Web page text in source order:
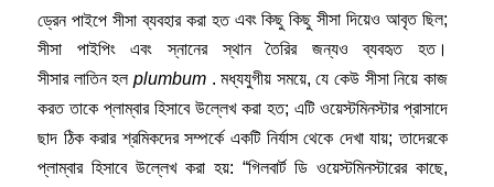
ড্রেন পাইপে সীসা ব্যবহার করা হত এবং কিছু কিছু সীসা দিয়েও আবৃত ছিল;
সীসা পাইপিং এবং স্নানের স্থান তৈরির জন্যও ব্যবহৃত হত।
সীসার লাতিন হল plumbum. মধ্যযুগীয় সময়ে, যে কেউ সীসা নিয়ে কাজ
করত তাকে প্লাম্বার হিসাবে উল্লেখ করা হত; এটি ওয়েস্টমিনস্টার প্রাসাদে
ছাদ ঠিক করার শ্রমিকদের সম্পর্কে একটি নির্যাস থেকে দেখা যায়; তাদেরকে
প্লাম্বার হিসাবে উল্লেখ করা হয়: “গিলবার্ট ডি ওয়েস্টমিনস্টারের কাছে,